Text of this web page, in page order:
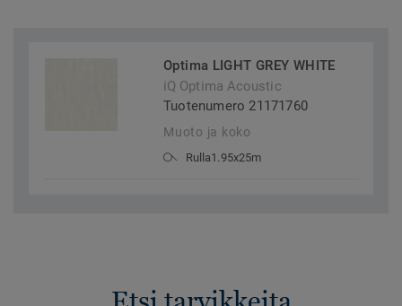
Optima LIGHT GREY WHITE
iQ Optima Acoustic
Tuotenumero 21171760
Muoto ja koko
Rulla1.95x25m